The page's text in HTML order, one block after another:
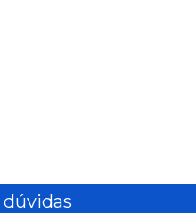
dúvidas